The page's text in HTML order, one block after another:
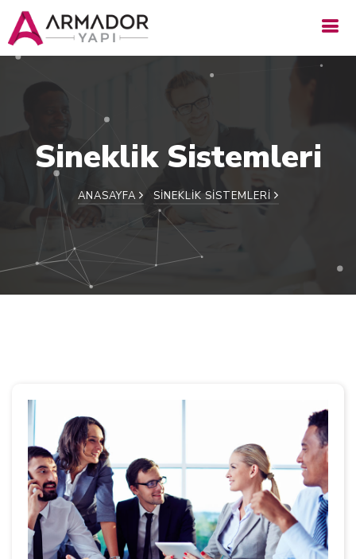
Sineklik Sistemleri
ANASAYFA SINEKLIK SISTEMLERI